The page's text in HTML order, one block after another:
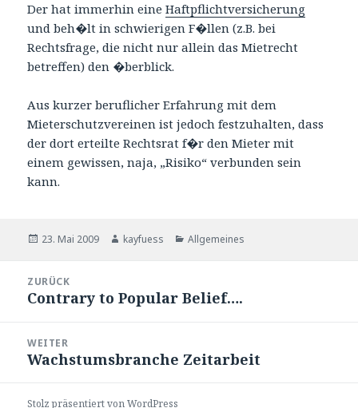
Der hat immerhin eineHaftpflichtversicherung
und beh�lt in schwierigen F�llen (z.B. bei
Rechtsfrage, die nicht nur allein das Mietrecht
betreffen) den �berblick.
Aus kurzer beruflicher Erfahrung mit dem
Mieterschutzvereinen ist jedoch festzuhalten, dass
der dort erteilte Rechtsrat f�r den Mieter mit
einem gewissen, naja, „Risiko“ verbunden sein
kann.
Veröffentlicht
23. Mai 2009 Autor
kayfuess Kategorien
Allgemeines
ZURÜCK
Vorheriger
Contrary to Popular Belief….
WEITER
Nächster
Wachstumsbranche Zeitarbeit
Stolz präsentiert von WordPress